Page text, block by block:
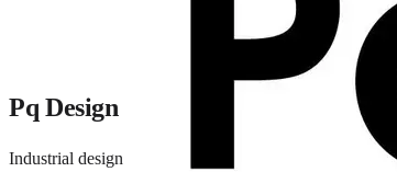
Pq Design
Industrial design